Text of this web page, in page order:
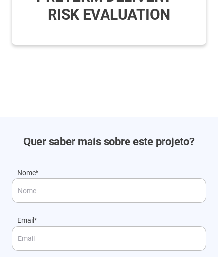
RISK EVALUATION
Quer saber mais sobre este projeto?
Nome*
Email*